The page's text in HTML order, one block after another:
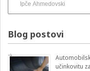
pesama
Blog postovi
učinkovitu